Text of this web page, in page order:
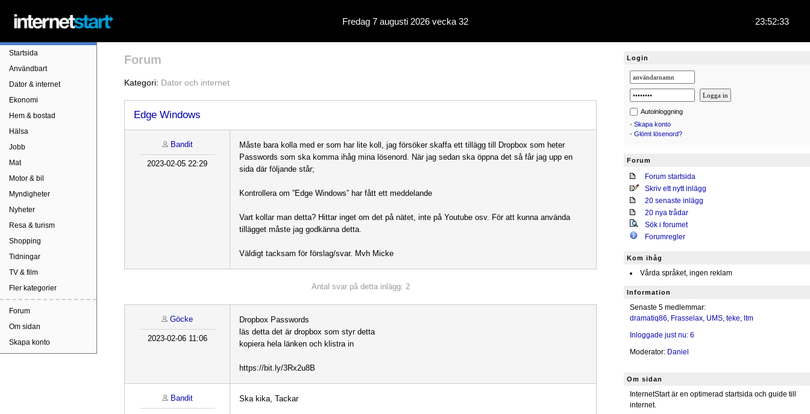
Fredag 7 augusti 2026 vecka 32 23:52:33
Startsida
Användbart
Dator & internet
Ekonomi
Hem & bostad
Hälsa
Jobb
Mat
Motor & bil
Myndigheter
Nyheter
Resa & turism
Shopping
Tidningar
TV & film
Fler kategorier
Forum
Om sidan
Skapa konto
Forum
Kategori: Dator och internet
Edge Windows
Bandit
2023-02-05 22:29
Måste bara kolla med er som har lite koll, jag försöker skaffa ett tillägg till Dropbox som heter
Passwords som ska komma ihåg mina lösenord. När jag sedan ska öppna det så får jag upp en
sida där följande står;
Kontrollera om ”Edge Windows” har fått ett meddelande
Vart kollar man detta? Hittar inget om det på nätet, inte på Youtube osv. För att kunna använda
tillägget måste jag godkänna detta.
Väldigt tacksam för förslag/svar. Mvh Micke
Antal svar på detta inlägg: 2
Göcke
2023-02-06 11:06
Dropbox Passwords
läs detta det är dropbox som styr detta
kopiera hela länken och klistra in
https://bit.ly/3Rx2u8B
Bandit Ska kika, Tackar
Login
Autoinloggning
• Skapa konto
• Glömt lösenord?
Forum
Forum startsida
Skriv ett nytt inlägg
20 senaste inlägg
20 nya trådar
Sök i forumet
Forumregler
Kom ihåg
Vårda språket, ingen reklam
Information
Senaste 5 medlemmar:
dramatiq86, Frasselax, UMS, teke, ltm
Inloggade just nu: 6
Moderator: Daniel
Om sidan
InternetStart är en optimerad startsida och guide till
internet.